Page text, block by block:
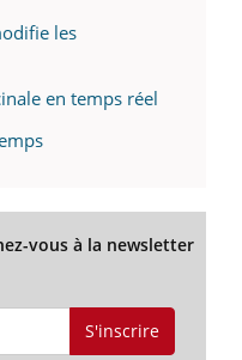
les
en temps réel
vous à la newsletter
S'inscrire